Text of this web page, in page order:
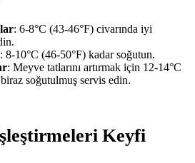
: 6-8°C (43-46°F) civarında iyi
: 8-10°C (46-50°F) kadar soğutun.
: Meyve tatlarını artırmak için 12-14°C
soğutulmuş servis edin.
Keyfi